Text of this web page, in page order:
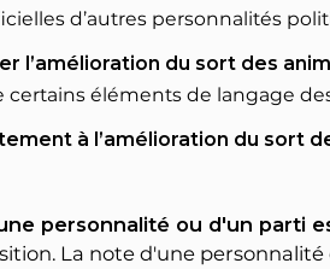
d’autres personnalités
l’amélioration du sort des
éléments de langage
à l’amélioration du sort
personnalité ou d'un parti
La note d'une